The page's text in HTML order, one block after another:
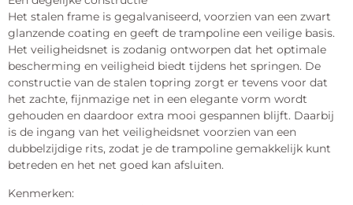
Het stalen frame is gegalvaniseerd, voorzien van een zwart
glanzende coating en geeft de trampoline een veilige basis.
Het veiligheidsnet is zodanig ontworpen dat het optimale
bescherming en veiligheid biedt tijdens het springen. De
constructie van de stalen topring zorgt er tevens voor dat
het zachte, fijnmazige net in een elegante vorm wordt
gehouden en daardoor extra mooi gespannen blijft. Daarbij
is de ingang van het veiligheidsnet voorzien van een
dubbelzijdige rits, zodat je de trampoline gemakkelijk kunt
betreden en het net goed kan afsluiten.
Kenmerken: